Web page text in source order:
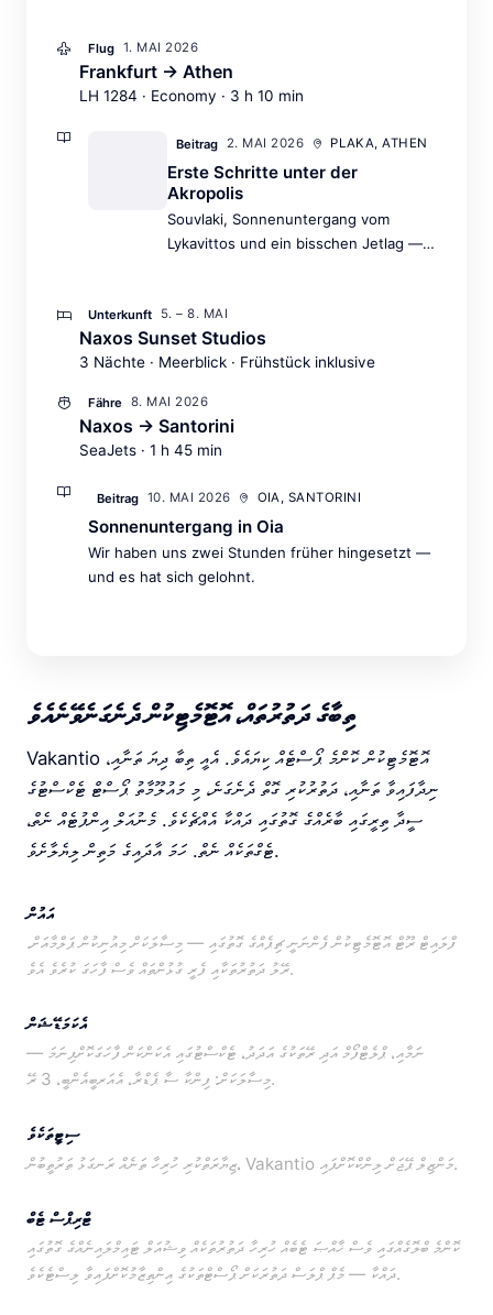
Flug 1. MAI 2026
Frankfurt → Athen
LH 1284 · Economy · 3 h 10 min
Beitrag 2. MAI 2026 PLAKA, ATHEN
Erste Schritte unter der
Akropolis
Souvlaki, Sonnenuntergang vom
Lykavittos und ein bisschen Jetlag —
Unterkunft 5. – 8. MAI
Naxos Sunset Studios
3 Nächte · Meerblick · Frühstück inklusive
Fähre 8. MAI 2026
Naxos → Santorini
SeaJets · 1 h 45 min
Beitrag 10. MAI 2026 OIA, SANTORINI
Sonnenuntergang in Oia
Wir haben uns zwei Stunden früher hingesetzt —
und es hat sich gelohnt.
ތިބާގެ ދަތުރުތައް، އޮޓޮމެޓިކުން ދެނެގަނެވޭނެއެވެ
Vakantio އޮޓޮމެޓިކުން ކޮންމެ ޕޯސްޓެއް ކިޔައެވެ. އެއީ ތިބާ ދިޔަ ތަނާއި،
ނިދާފައިވާ ތަނާއި، ދަތުރުކުރި ގޮތް ދެނެގަނެ، މި މައުލޫމާތު ޕޯސްޓް ޓެކްސްޓުގެ
ސީދާ ތިރީގައި ބާރެއްގެ ގޮތުގައި ދައްކާ އެއްޗެކެވެ. މެނުއަލް އިންޕުޓެއް ނެތް،
ޓެގްތަކެއް ނެތް. ހަމަ އާދައިގެ މަތިން ލިޔެލާށެވެ.
އައުން
ފްލައިޓް ރޫޓް އޮޓޮމެޓިކުން ފެންނަނީ ޗިޕެއްގެ ގޮތުގައި — މިސާލަކަށް މިއުނިކުން ޕަލްމާއަށް.
ރޭލު ދަތުރުތަކާއި ފެރީ ގުޅުންތައް ވެސް ފާހަގަ ކުރެވެ އެވެ.
އެކަމަޑޭޝަން
ނަމާއި، ޕްލެޓްފޯމް އަދި ރޭތަކުގެ އަދަދު، ޓެކްސްޓުގައި އެކަންކަން ފާހަގަކޮށްފިނަމަ —
މިސާލަކަށް: ފިންކާ ސާ ޕެޑްރާ، އެއަރބީއެންބީ، 3 ރޭ.
ސިޓީތަކެވެ
ޒިޔާރަތްކުރި ހުރިހާ ތަނެއް ރަނގަޅު ތަރުތީބުން، Vakantio މަންޒިލް ޕޭޖަށް ލިންކްކޮށްފައި.
ޓްރިޕްސް ޓެބް
ކޮންމެ ބްލޮގެއްގައި ވެސް ޚާއްޞަ ޓެބެއް ހުރިހާ ދަތުރުތަކެއް ވިޝުއަލް ޓައިމްލައިނެއްގެ ގޮތުގައި
ދައްކާ — މެޕް ޕްލަސް ދަތުރަކަށް ޕޯސްޓްތަކުގެ އިންތިޒާމުކޮށްފައިވާ ލިސްޓެކެވެ.